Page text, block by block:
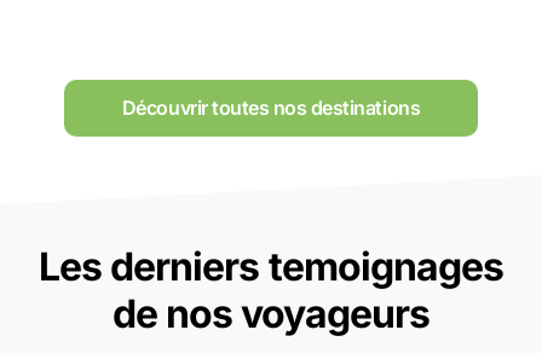
Découvrir toutes nos destinations
Les derniers temoignages
de nos voyageurs